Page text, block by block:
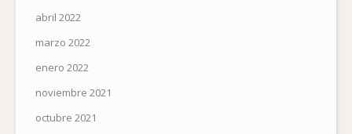
abril 2022
marzo 2022
enero 2022
noviembre 2021
octubre 2021